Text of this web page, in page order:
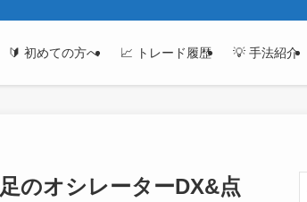
🔰 初めての方へ 📈 トレード履歴 💡 手法紹介
のオシレーターDX&点